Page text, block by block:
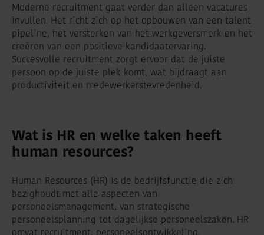
Moderne recruitment gaat verder dan alleen vacatures
invullen. Het richt zich op het opbouwen van een talent
pipeline, het versterken van het werkgeversmerk en het
creëren van een positieve kandidaatervaring.
Succesvolle recruitment zorgt ervoor dat de juiste
persoon op de juiste plek komt, wat bijdraagt aan
productiviteit en medewerkerstevredenheid.
Wat is HR en welke taken heeft
human resources?
Human Resources (HR) is de bedrijfsfunctie die zich
bezighoudt met alle aspecten van
personeelsmanagement, van strategische
personeelsplanning tot dagelijkse personeelszaken. HR